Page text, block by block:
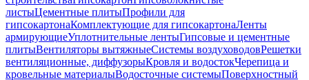
листыЦементные плитыПрофили для
гипсокартонаКомплектующие для гипсокартонаЛенты
армирующиеУплотнительные лентыГипсовые и цементные
плитыВентиляторы вытяжныеСистемы воздуховодовРешетки
вентиляционные, диффузорыКровля и водостокЧерепица и
кровельные материалыВодосточные системыПоверхностный